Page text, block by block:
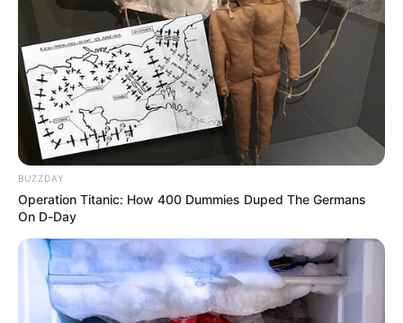
ESTUPEFACIENTES
Lo encontraron
comercializando basuco
en el Eduardo Santos
CÁRCEL
Atacó a golpes a la Policía
para evitar ser capturado
en Nueva Castilla
BUZZDAY
Operation Titanic: How 400 Dummies Duped The Germans
On D-Day